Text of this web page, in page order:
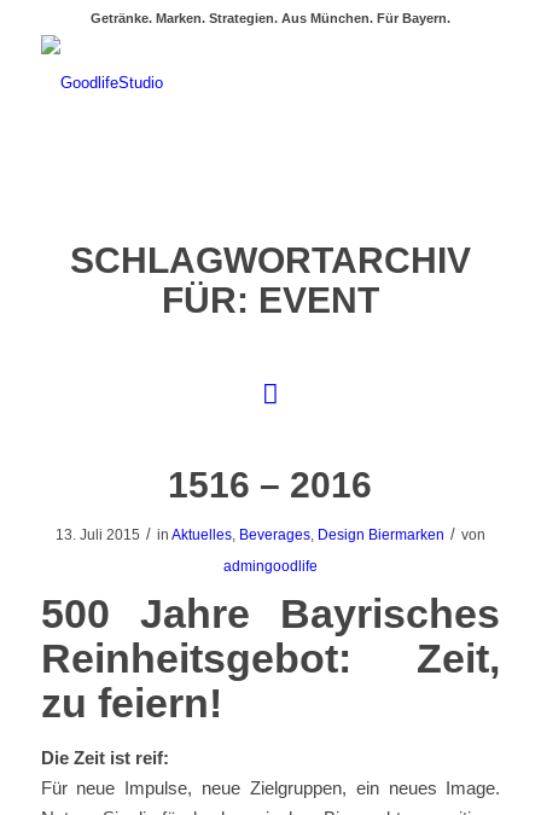
Getränke. Marken. Strategien. Aus München. Für Bayern.
SCHLAGWORTARCHIV
FÜR: EVENT
1516 – 2016
13. Juli 2015 / in Aktuelles, Beverages, Design Biermarken / von
admingoodlife
500 Jahre Bayrisches
Reinheitsgebot: Zeit,
zu feiern!
Die Zeit ist reif:
Für neue Impulse, neue Zielgruppen, ein neues Image.